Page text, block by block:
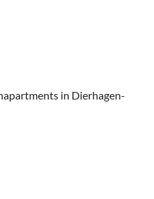
in Dierhagen-